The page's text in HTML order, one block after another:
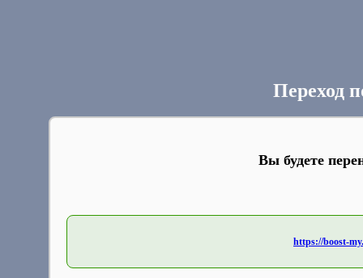
Переход
Вы будете
https://boost-